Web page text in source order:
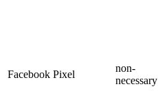
Facebook Pixel
non-
necessary